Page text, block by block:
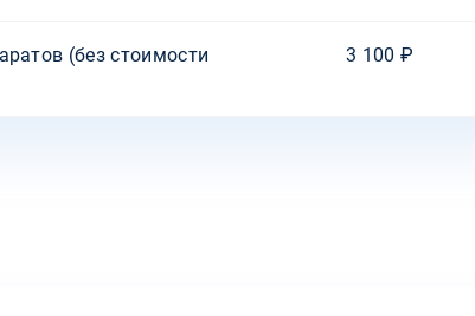
(без стоимости
3 100 ₽